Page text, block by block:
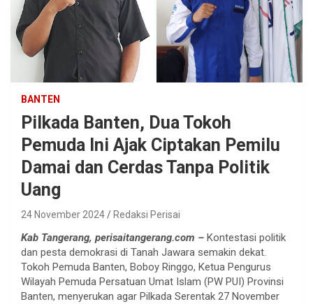
BANTEN
Pilkada Banten, Dua Tokoh
Pemuda Ini Ajak Ciptakan Pemilu
Damai dan Cerdas Tanpa Politik
Uang
24 November 2024 Redaksi Perisai
Kab Tangerang, perisaitangerang.com – Kontestasi politik
dan pesta demokrasi di Tanah Jawara semakin dekat.
Tokoh Pemuda Banten, Boboy Ringgo, Ketua Pengurus
Wilayah Pemuda Persatuan Umat Islam (PW PUI) Provinsi
Banten, menyerukan agar Pilkada Serentak 27 November